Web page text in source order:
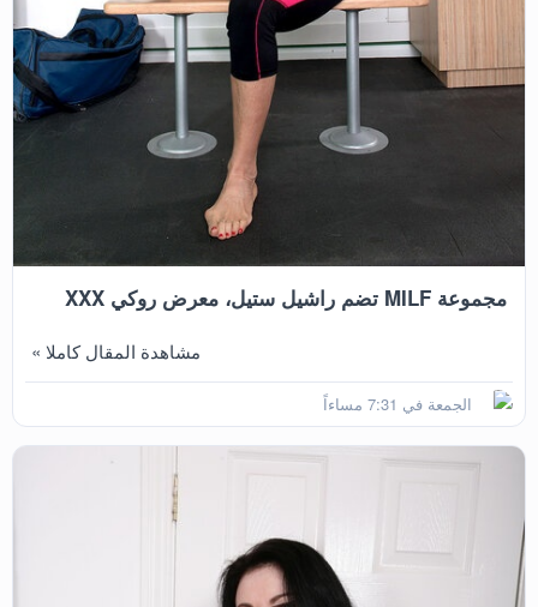
مجموعة MILF تضم راشيل ستيل، معرض روكي XXX
مشاهدة المقال كاملا »
الجمعة في 7:31 مساءاً